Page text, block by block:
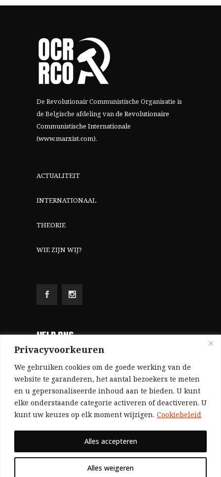
Privacyvoorkeuren
We gebruiken cookies om de goede werking van de
website te garanderen, het aantal bezoekers te meten
en u gepersonaliseerde inhoud aan te bieden. U kunt
elke onderstaande categorie activeren of deactiveren. U
kunt uw keuzes op elk moment wijzigen. Cookiebeleid
Alles weigeren
Alles accepteren
De Revolutionair Communistische Organisatie is
de Belgische afdeling vande Revolutionaire
Communistische Internationale
(www.marxist.com).
ACTUALITEIT
INTERNATIONAAL
THEORIE
WIE ZIJN WIJ?
HELP ONS
Aangezien we volledig zelf gefinancierd zijn
(zonder subsidies, zonder commerciële
advertenties en zonder rijke sponsors), zijn we
voor de publicatie van ons tijdschrift uitsluitend
afhankelijk van de financiële steun van onze
Bij voorbaat dank voor uw solidariteit.